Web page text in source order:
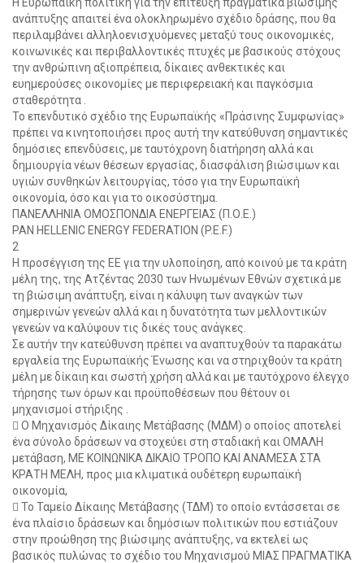
ανάπτυξης απαιτεί ένα ολοκληρωμένο σχέδιο δράσης, που θα
περιλαμβάνει αλληλοενισχυόμενες μεταξύ τους οικονομικές,
κοινωνικές και περιβαλλοντικές πτυχές με βασικούς στόχους
την ανθρώπινη αξιοπρέπεια, δίκαιες ανθεκτικές και
ευημερούσες οικονομίες με περιφερειακή και παγκόσμια
σταθερότητα .
Το επενδυτικό σχέδιο της Ευρωπαϊκής «Πράσινης Συμφωνίας»
πρέπει να κινητοποιήσει προς αυτή την κατεύθυνση σημαντικές
δημόσιες επενδύσεις, με ταυτόχρονη διατήρηση αλλά και
δημιουργία νέων θέσεων εργασίας, διασφάλιση βιώσιμων και
υγιών συνθηκών λειτουργίας, τόσο για την Ευρωπαϊκή
οικονομία, όσο και για το οικοσύστημα.
ΠΑΝΕΛΛΗΝΙΑ ΟΜΟΣΠΟΝΔΙΑ ΕΝΕΡΓΕΙΑΣ (Π.Ο.Ε.)
PAN HELLENIC ENERGY FEDERATION (P.E.F.)
2
Η προσέγγιση της ΕΕ για την υλοποίηση, από κοινού με τα κράτη
μέλη της, της Ατζέντας 2030 των Ηνωμένων Εθνών σχετικά με
τη βιώσιμη ανάπτυξη, είναι η κάλυψη των αναγκών των
σημερινών γενεών αλλά και η δυνατότητα των μελλοντικών
γενεών να καλύψουν τις δικές τους ανάγκες.
Σε αυτήν την κατεύθυνση πρέπει να αναπτυχθούν τα παρακάτω
εργαλεία της Ευρωπαϊκής Ένωσης και να στηριχθούν τα κράτη
μέλη με δίκαιη και σωστή χρήση αλλά και με ταυτόχρονο έλεγχο
τήρησης των όρων και προϋποθέσεων που θέτουν οι
μηχανισμοί στήριξης .
 Ο Μηχανισμός Δίκαιης Μετάβασης (ΜΔΜ) ο οποίος αποτελεί
ένα σύνολο δράσεων να στοχεύει στη σταδιακή και ΟΜΑΛΗ
μετάβαση, ΜΕ ΚΟΙΝΩΝΙΚΑ ΔΙΚΑΙΟ ΤΡΟΠΟ ΚΑΙ ΑΝΑΜΕΣΑ ΣΤΑ
ΚΡΑΤΗ ΜΕΛΗ, προς μια κλιματικά ουδέτερη ευρωπαϊκή
οικονομία,
 Το Ταμείο Δίκαιης Μετάβασης (ΤΔΜ) το οποίο εντάσσεται σε
ένα πλαίσιο δράσεων και δημόσιων πολιτικών που εστιάζουν
στην προώθηση της βιώσιμης ανάπτυξης, να εκτελεί ως
βασικός πυλώνας το σχέδιο του Μηχανισμού ΜΙΑΣ ΠΡΑΓΜΑΤΙΚΑ